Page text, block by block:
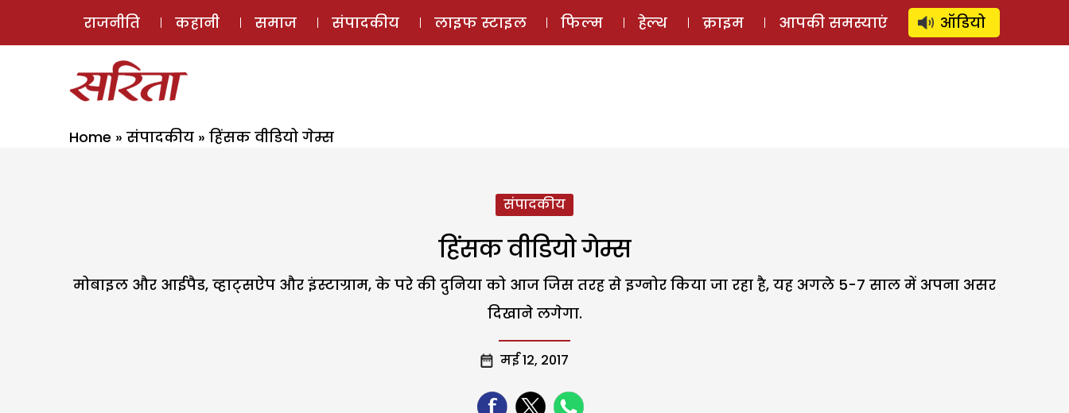
ई-मैगज़ीन ऑडियो स्टोरी लॉग इन ⚲ SUBSCRIBE
राजनीति कहानी समाज संपादकीय लाइफ स्टाइल फिल्म हेल्थ क्राइम आपकी समस्याएं ऑडियो
Home » संपादकीय » हिंसक वीडियो गेम्स
संपादकीय
हिंसक वीडियो गेम्स
मोबाइल और आईपैड, व्हाट्सऐप और इंस्टाग्राम, के परे की दुनिया को आज जिस तरह से इग्नोर किया जा रहा है, यह अगले 5-7 साल में अपना असर
दिखाने लगेगा.
मई 12, 2017